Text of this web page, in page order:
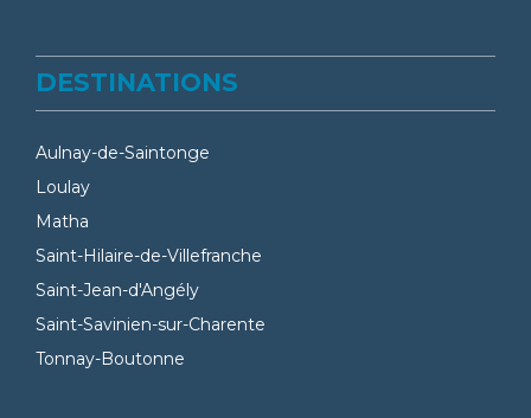
DESTINATIONS
Aulnay-de-Saintonge
Loulay
Matha
Saint-Hilaire-de-Villefranche
Saint-Jean-d'Angély
Saint-Savinien-sur-Charente
Tonnay-Boutonne